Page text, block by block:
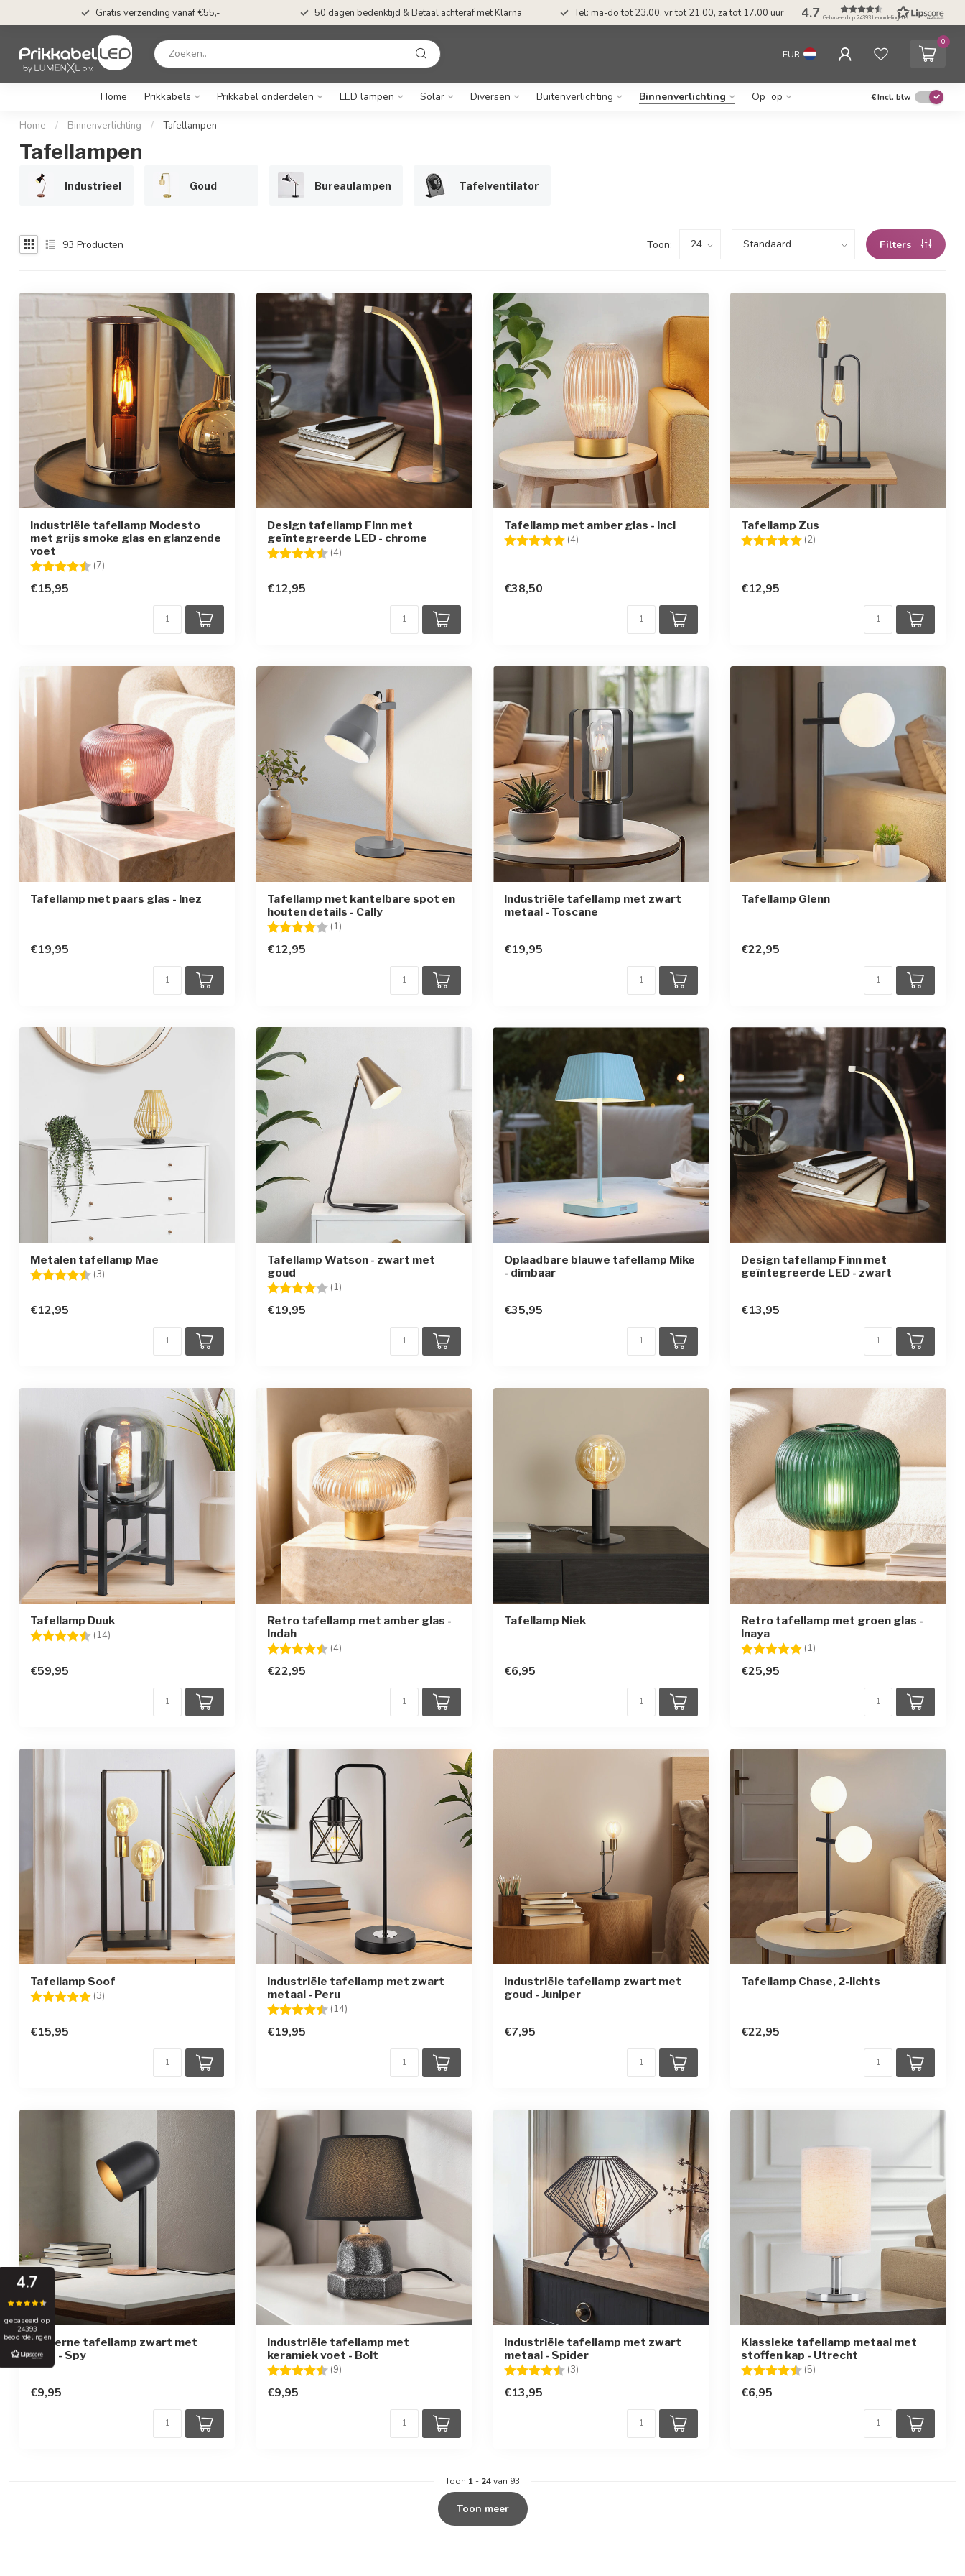
Gratis verzending vanaf €55,- 50 dagen bedenktijd & Betaal achteraf met Klarna Tel: ma-do tot 23.00, vr tot 21.00, za tot 17.00 uur 4.7 Gebaseerd op 24393 beoordelingen
EUR
0
Home Prikkabels Prikkabel onderdelen LED lampen Solar Diversen Buitenverlichting Binnenverlichting Op=op €Incl. btw
Home / Binnenverlichting / Tafellampen
Tafellampen
Industrieel Goud Bureaulampen Tafelventilator
93 Producten Toon: Filters
Industriële tafellamp Modesto
met grijs smoke glas en glanzende
voet
Beoordeling: (7)
€15,95
Design tafellamp Finn met
geïntegreerde LED - chrome
Beoordeling: (4)
€12,95
Tafellamp met amber glas - Inci
Beoordeling: (4)
€38,50
Tafellamp Zus
Beoordeling: (2)
€12,95
Tafellamp met paars glas - Inez
€19,95
Tafellamp met kantelbare spot en
houten details - Cally
Beoordeling: (1)
€12,95
Industriële tafellamp met zwart
metaal - Toscane
€19,95
Tafellamp Glenn
€22,95
Metalen tafellamp Mae
Beoordeling: (3)
€12,95
Tafellamp Watson - zwart met
goud
Beoordeling: (1)
€19,95
Oplaadbare blauwe tafellamp Mike
- dimbaar
€35,95
Design tafellamp Finn met
geïntegreerde LED - zwart
€13,95
Tafellamp Duuk
Beoordeling: (14)
€59,95
Retro tafellamp met amber glas -
Indah
Beoordeling: (4)
€22,95
Tafellamp Niek
€6,95
Retro tafellamp met groen glas -
Inaya
Beoordeling: (1)
€25,95
Tafellamp Soof
Beoordeling: (3)
€15,95
Industriële tafellamp met zwart
metaal - Peru
Beoordeling: (14)
€19,95
Industriële tafellamp zwart met
goud - Juniper
€7,95
Tafellamp Chase, 2-lichts
€22,95
Moderne tafellamp zwart met
hout - Spy
€9,95
Industriële tafellamp met
keramiek voet - Bolt
Beoordeling: (9)
€9,95
Industriële tafellamp met zwart
metaal - Spider
Beoordeling: (3)
€13,95
Klassieke tafellamp metaal met
stoffen kap - Utrecht
Beoordeling: (5)
€6,95
Toon 1 - 24van 93
Toon meer
4.7
gebaseerd op
24393
beoordelingen